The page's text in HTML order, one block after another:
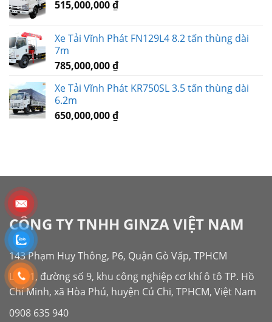
515,000,000₫
Xe Tải Vĩnh Phát FN129L4 8.2 tấn thùng dài
7m
785,000,000₫
Xe Tải Vĩnh Phát KR750SL 3.5 tấn thùng dài
6.2m
650,000,000₫
CÔNG TY TNHH GINZA VIỆT NAM
143 Phạm Huy Thông, P6, Quận Gò Vấp, TPHCM
Lô G1, đường số 9, khu công nghiệp cơ khí ô tô TP. Hồ
Chí Minh, xã Hòa Phú, huyện Củ Chi, TPHCM, Việt Nam
0908 635 940